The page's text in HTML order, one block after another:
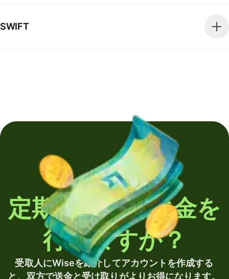
SWIFT
定期的に海外送金を
行いますか？
受取人にWiseを紹介してアカウントを作成する
と、双方で送金と受け取りがよりお得になります。